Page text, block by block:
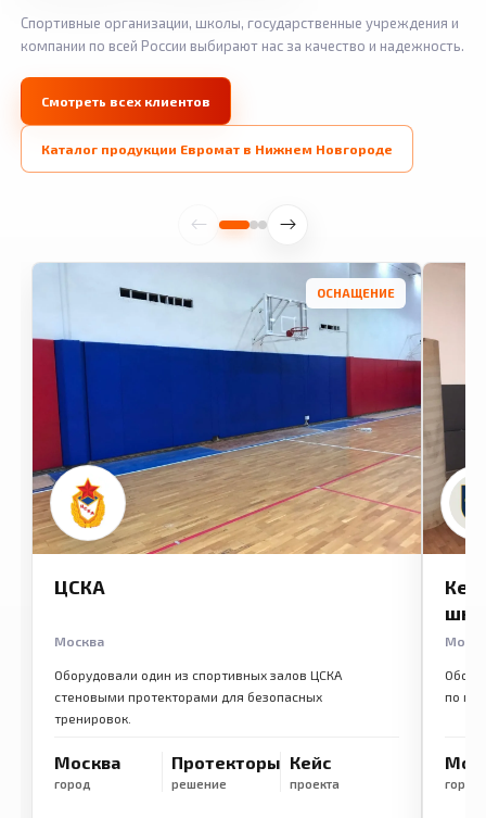
Спортивные организации, школы, государственные учреждения и
компании по всей России выбирают нас за качество и надежность.
Смотреть всех клиентов
Каталог продукции Евромат в Нижнем Новгороде
ОСНАЩЕНИЕ
ЦСКА
Москва
Оборудовали один из спортивных залов ЦСКА
стеновыми протекторами для безопасных
тренировок.
Москва
город
Протекторы
решение
Кейс
проекта
по
город